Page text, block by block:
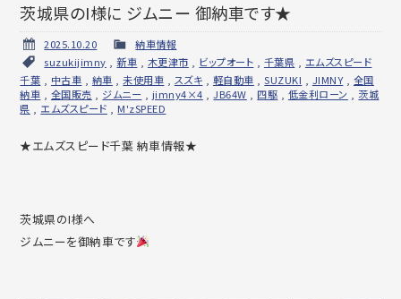
茨城県のI様に ジムニー 御納車です★
2025.10.20
納車情報
suzukijimny ,新車 木更津市 ビップオート 千葉県
エムズスピード
千葉
中古車 納車 ,未使用車 スズキ 軽自動車 ,SUZUKI JIMNY, 全国
納車
全国販売 ジムニー jimny4×4 ,JB64W 四駆 低金利ローン
茨城
県
エムズスピード M'zSPEED
★エムズスピード千葉 納車情報★
茨城県のI様へ
ジムニーを御納車です